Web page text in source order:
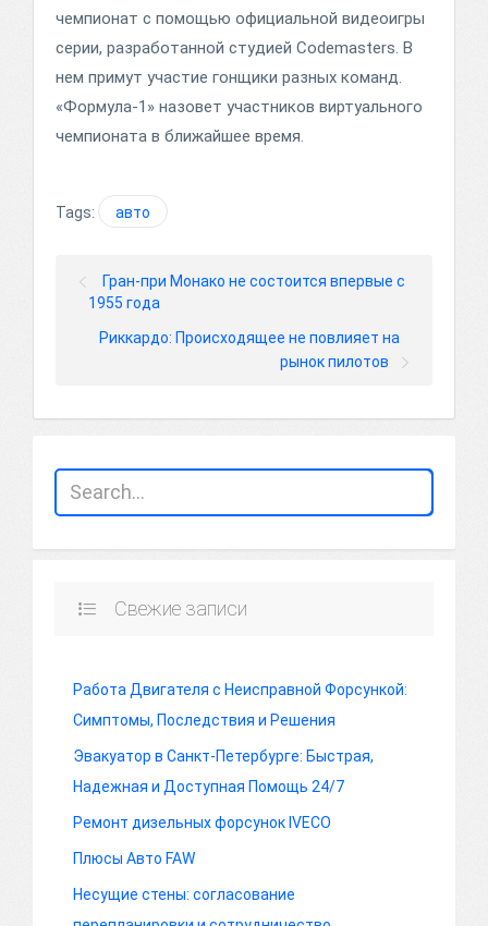
чемпионат с помощью официальной видеоигры
серии, разработанной студией Codemasters. В
нем примут участие гонщики разных команд.
«Формула-1» назовет участников виртуального
чемпионата в ближайшее время.
Tags: авто
Гран-при Монако не состоится впервые с
1955 года
Риккардо: Происходящее не повлияет на
рынок пилотов
Свежие записи
Работа Двигателя с Неисправной Форсункой:
Симптомы, Последствия и Решения
Эвакуатор в Санкт-Петербурге: Быстрая,
Надежная и Доступная Помощь 24/7
Ремонт дизельных форсунок IVECO
Плюсы Авто FAW
Несущие стены: согласование